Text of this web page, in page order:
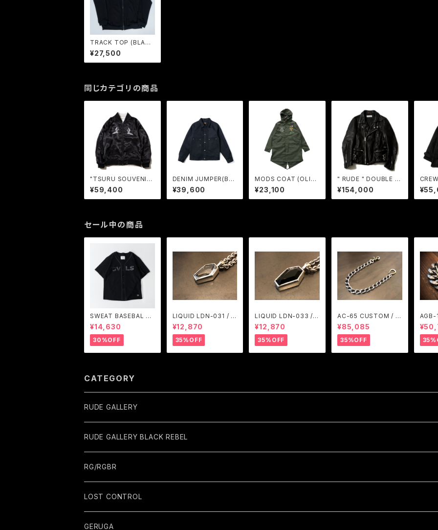
TRACK TOP (BLAC
K) / GAVIAL
¥27,500
同じカテゴリの商品
"TSURU SOUVENIR
JACKET＜YOSO PA
RIS＞" (BLACK) / RU
DE GALLERY
¥59,400
DENIM JUMPER(BLA
CK*BLACK) / GERU
GA
¥39,600
MODS COAT (OLIV
E) / GAVIAL GARAGE
¥23,100
" RUDE " DOUBLE R
YDERS / RUDE GALL
ERY
¥154,000
K) /
セール中の商品
SWEAT BASEBAL S
HIRTS (BLACK) / GA
VIAL
¥14,630
30%OFF
LIQUID LDN-031 / A
RGENT GLEAM
¥12,870
35%OFF
LIQUID LDN-033 / A
RGENT GLEAM
¥12,870
35%OFF
AC-65 CUSTOM / A
RGENT GLEAM
¥85,085
35%OFF
CATEGORY
RUDE GALLERY
RUDE GALLERY BLACK REBEL
RG/RGBR
LOST CONTROL
GERUGA